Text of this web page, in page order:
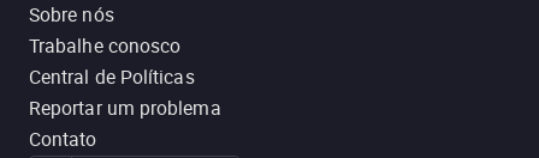
Sobre nós
Trabalhe conosco
Central de Políticas
Reportar um problema
Contato